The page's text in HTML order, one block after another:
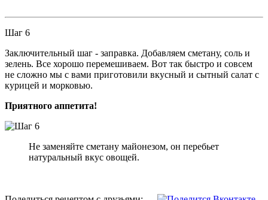
Шаг 6
Заключительный шаг - заправка. Добавляем сметану, соль и
зелень. Все хорошо перемешиваем. Вот так быстро и совсем
не сложно мы с вами приготовили вкусный и сытный салат с
курицей и морковью.
Приятного аппетита!
Не заменяйте сметану майонезом, он перебьет
натуральный вкус овощей.